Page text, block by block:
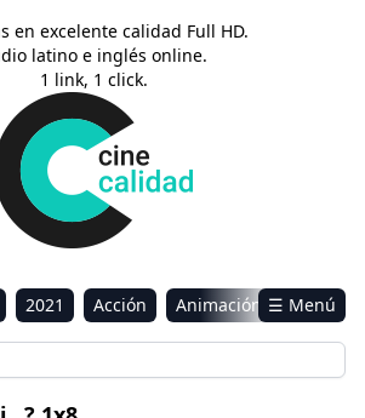
en excelente calidad Full HD.
latino e inglés online.
1 link, 1 click.
2021 Acción
Animación
ficción Comedia
Drama
☰ Menú